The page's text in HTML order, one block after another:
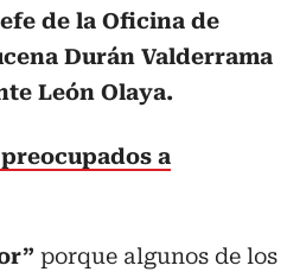
de la Oficina de
Durán Valderrama
León Olaya.
a
porque algunos de los